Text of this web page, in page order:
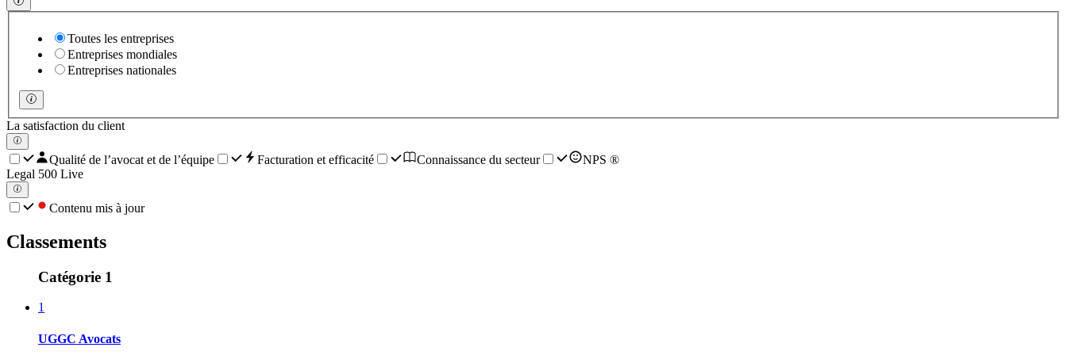
Toutes les entreprises
Entreprises mondiales
Entreprises nationales
La satisfaction du client
Qualité de l’avocat et de l’équipe Facturation et efficacité Connaissance du secteur
NPS ®
Legal 500 Live
Contenu mis à jour
Classements
Catégorie 1
1
UGGC Avocats